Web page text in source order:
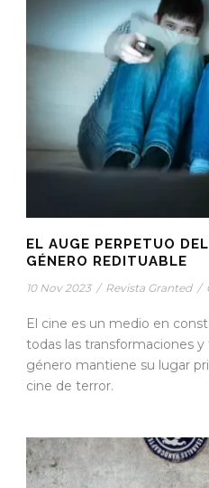
EL AUGE PERPETUO
GÉNERO REDITUABLE
10 Nov 2023 / Revista Granted /
El cine es un medio en
todas las transformaciones
género mantiene su lugar
cine de terror.